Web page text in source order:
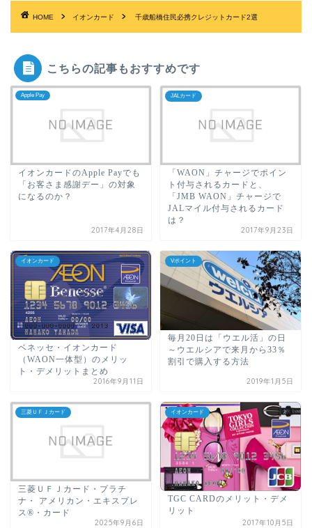
HOME イオンカード 千歳船橋住民必携クレジットカード2選
こちらの記事もおすすめです
Apple Pay
イオンカードのApple Payでも
「お客さま感謝デー」の対象
になるのか？
2017年4月28日
JALカード
「WAON」チャージでポイン
ト付与されるカードと、
「JMB WAON」チャージで
JALマイル付与されるカード
は？
2017年9月23日
イオンカード
ベネッセ・イオンカード
（WAON一体型）のメリッ
ト・デメリットまとめ
2016年9月11日
Vポイント
毎月20日は「ウエル活」の日
～ウエルシアで来月から33％
割引で購入する方法
2019年1月5日
三菱ＵＦＪカード
三菱ＵＦＪカード・プラチ
ナ・ アメリカン・エキスプレ
ス®・カード
2025年9月6日
イオンカード
TGC CARDのメリット・デメ
リット
2017年10月5日